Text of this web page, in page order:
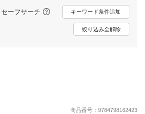
動画配信
楽天TV
動画配信ガイド
推し楽
セーフサーチ キーワード条件追加
絞り込み全解除
商品番号：9784798162423